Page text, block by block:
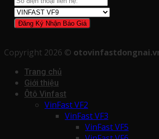
Copyright 2026 ©
Trang chủ
Giới thiệu
Ôtô Vinfast
VinFast VF2
VinFast VF3
VinFast VF5